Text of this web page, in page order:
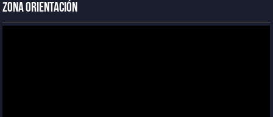
Zona Orientación